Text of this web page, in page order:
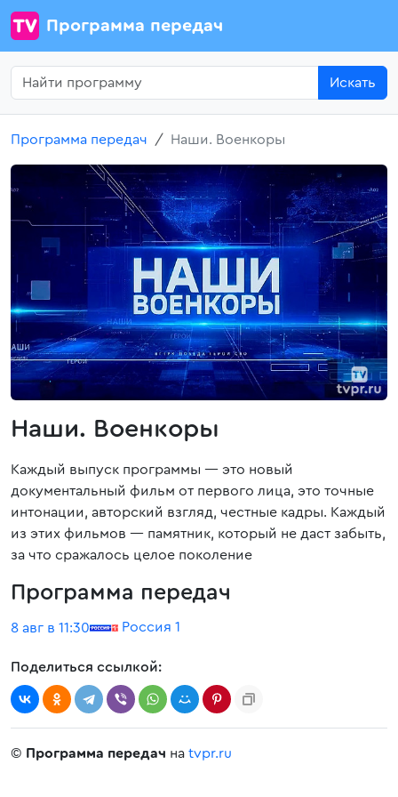
Программа передач
Искать
Программа передач Наши. Военкоры
Наши. Военкоры
Каждый выпуск программы — это новый
документальный фильм от первого лица, это точные
интонации, авторский взгляд, честные кадры. Каждый
из этих фильмов — памятник, который не даст забыть,
за что сражалось целое поколение
Программа передач
8 авг в 11:30 Россия 1
Поделиться ссылкой:
© Программа передач на tvpr.ru